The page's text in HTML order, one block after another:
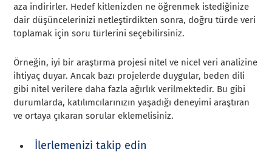
aza indirirler. Hedef kitlenizden ne öğrenmek istediğinize
dair düşüncelerinizi netleştirdikten sonra, doğru türde veri
toplamak için soru türlerini seçebilirsiniz.
Örneğin, iyi bir araştırma projesi nitel ve nicel veri analizine
ihtiyaç duyar. Ancak bazı projelerde duygular, beden dili
gibi nitel verilere daha fazla ağırlık verilmektedir. Bu gibi
durumlarda, katılımcılarınızın yaşadığı deneyimi araştıran
ve ortaya çıkaran sorular eklemelisiniz.
İlerlemenizi takip edin